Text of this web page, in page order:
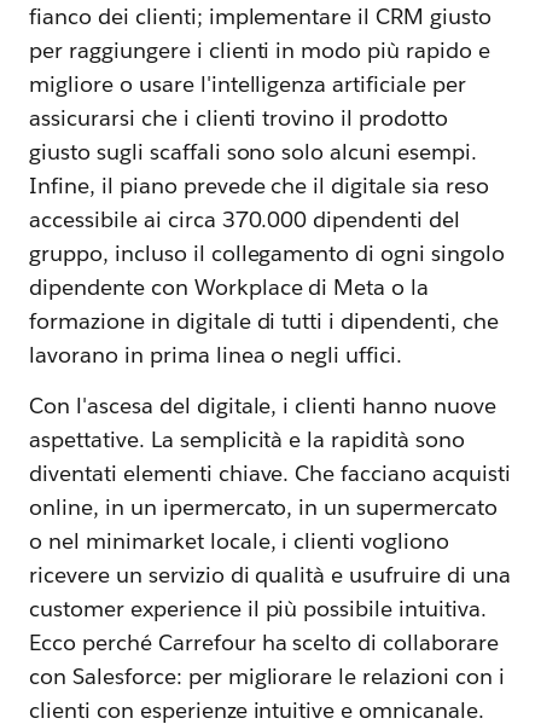
fianco dei clienti; implementare il CRM giusto
per raggiungere i clienti in modo più rapido e
migliore o usare l'intelligenza artificiale per
assicurarsi che i clienti trovino il prodotto
giusto sugli scaffali sono solo alcuni esempi.
Infine, il piano prevede che il digitale sia reso
accessibile ai circa 370.000 dipendenti del
gruppo, incluso il collegamento di ogni singolo
dipendente con Workplace di Meta o la
formazione in digitale di tutti i dipendenti, che
lavorano in prima linea o negli uffici.
Con l'ascesa del digitale, i clienti hanno nuove
aspettative. La semplicità e la rapidità sono
diventati elementi chiave. Che facciano acquisti
online, in un ipermercato, in un supermercato
o nel minimarket locale, i clienti vogliono
ricevere un servizio di qualità e usufruire di una
customer experience il più possibile intuitiva.
Ecco perché Carrefour ha scelto di collaborare
con Salesforce: per migliorare le relazioni con i
clienti con esperienze intuitive e omnicanale.